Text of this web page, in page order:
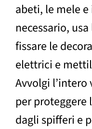
abeti, le mele
necessario,
fissare le
elettrici e
Avvolgi
per proteggere
dagli spifferi e